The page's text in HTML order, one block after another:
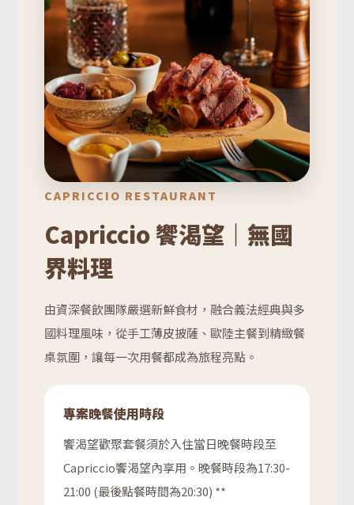
CAPRICCIO RESTAURANT
Capriccio 饗渴望｜無國
界料理
由資深餐飲團隊嚴選新鮮食材，融合義法經典與多
國料理風味，從手工薄皮披薩、歐陸主餐到精緻餐
桌氛圍，讓每一次用餐都成為旅程亮點。
專案晚餐使用時段
饗渴望歡聚套餐須於入住當日晚餐時段至
Capriccio饗渴望內享用。晚餐時段為17:30-
21:00 (最後點餐時間為20:30) **